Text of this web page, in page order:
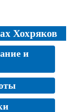
Хохряков
и